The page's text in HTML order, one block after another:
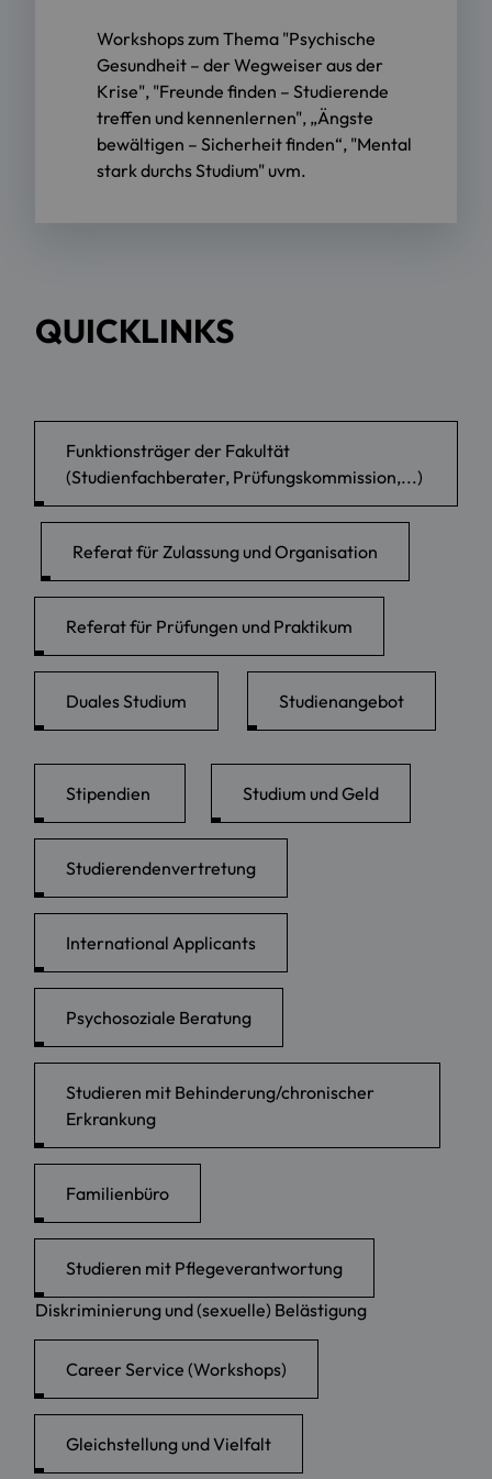
Workshops zum Thema "Psychische
Gesundheit – der Wegweiser aus der
Krise", "Freunde finden – Studierende
treffen und kennenlernen", „Ängste
bewältigen – Sicherheit finden“, "Mental
stark durchs Studium" uvm.
QUICKLINKS
Funktionsträger der Fakultät
(Studienfachberater, Prüfungskommission,...)
Referat für Zulassung und Organisation
Referat für Prüfungen und Praktikum
Duales Studium Studienangebot
Stipendien Studium und Geld
Studierendenvertretung
International Applicants
Psychosoziale Beratung
Studieren mit Behinderung/chronischer
Erkrankung
Familienbüro
Studieren mit Pflegeverantwortung
Diskriminierung und (sexuelle) Belästigung
Career Service (Workshops)
Gleichstellung und Vielfalt